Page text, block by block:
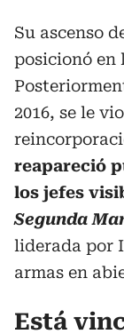
Su ascenso
posicionó en
2016, se le
reapareció
los jefes
Segunda
liderada por
armas en
Está